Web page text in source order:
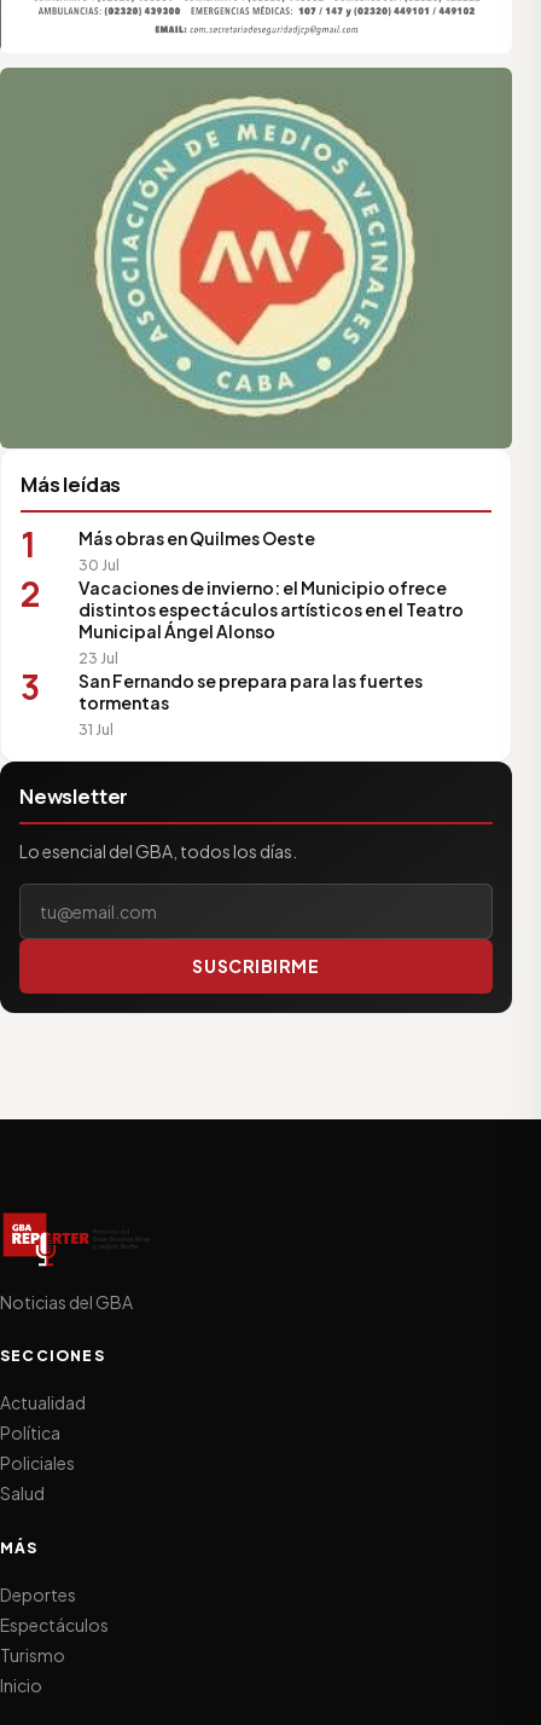
Asociación de Medios Vecinales
Más leídas
1 Más obras en Quilmes Oeste
30 Jul
2
Vacaciones de invierno: el Municipio ofrece
distintos espectáculos artísticos en el Teatro
Municipal Ángel Alonso
23 Jul
3
San Fernando se prepara para las fuertes
tormentas
31 Jul
Newsletter
Lo esencial del GBA, todos los días.
SUSCRIBIRME
Noticias del GBA
SECCIONES
Actualidad
Política
Policiales
Salud
MÁS
Deportes
Espectáculos
Turismo
Inicio